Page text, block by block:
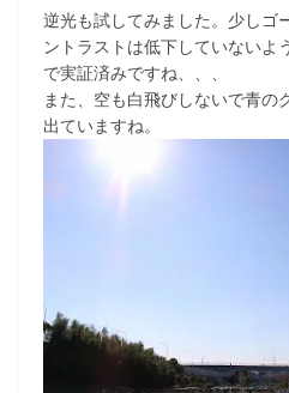
逆光も試してみました。少しゴ
ントラストは低下していないよ
で実証済みですね、、、
また、空も白飛びしないで青の
出ていますね。